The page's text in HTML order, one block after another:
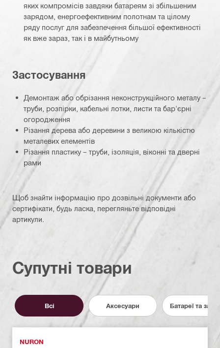
яких компромісів завдяки батареям зі збільшеним
зарядом, енергоефективним полотнам та цілому
ряду послуг для забезпечення більшої ефективності
як вже зараз, так і в майбутньому
Застосування
Демонтаж або обрізання неконструкційного металу –
труби, розпірки, кабельні лотки, листи та бар'єрні
огородження
Різання дерева або деревини з великою кількістю
металевих елементів
Різання пластику – труби, ізоляція, віконні та дверні
рами
Щоб знайти інформацію про дозвільні документи або
сертифікати, будь ласка, перегляньте відповідні
артикули.
Супутні товари
Всі Аксесуари Батареї та
NURON